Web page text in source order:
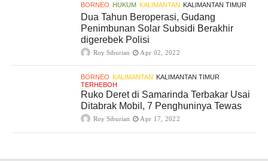
BORNEO HUKUM KALIMANTAN KALIMANTAN TIMUR
Dua Tahun Beroperasi, Gudang
Penimbunan Solar Subsidi Berakhir
digerebek Polisi
Roy Siburian Apr 02, 2022
BORNEO KALIMANTAN KALIMANTAN TIMUR
TERHEBOH
Ruko Deret di Samarinda Terbakar Usai
Ditabrak Mobil, 7 Penghuninya Tewas
Roy Siburian Apr 17, 2022